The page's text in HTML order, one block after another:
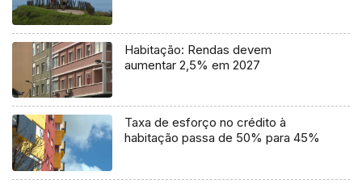
Habitação: Rendas devem
aumentar 2,5% em 2027
Taxa de esforço no crédito à
habitação passa de 50% para 45%